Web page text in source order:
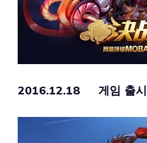
2016.12.18 게임 출시